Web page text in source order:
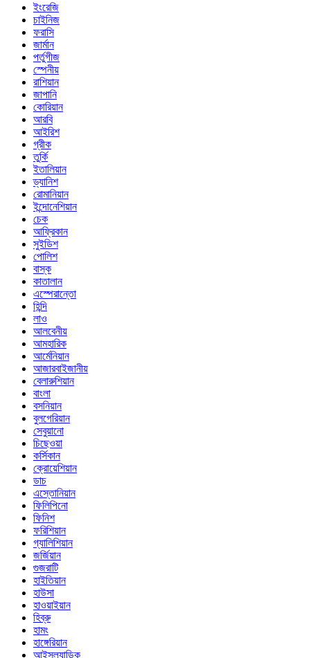
ইংরেজি
চাইনিজ
ফরাসি
জার্মান
পর্তুগীজ
স্পেনীয়
রাশিয়ান
জাপানি
কোরিয়ান
আরবি
আইরিশ
গ্রীক
তুর্কি
ইতালিয়ান
ড্যানিশ
রোমানিয়ান
ইন্দোনেশিয়ান
চেক
আফ্রিকান
সুইডিশ
পোলিশ
বাস্ক
কাতালান
এস্পেরান্তো
হিন্দি
লাও
আলবেনীয়
আমহারিক
আর্মেনিয়ান
আজারবাইজানীয়
বেলারুশিয়ান
বাংলা
বসনিয়ান
বুলগেরিয়ান
সেবুয়ানো
চিছেওয়া
কর্সিকান
ক্রোয়েশিয়ান
ডাচ
এস্তোনিয়ান
ফিলিপিনো
ফিনিশ
ফরিশিয়ান
গ্যালিশিয়ান
জর্জিয়ান
গুজরাটি
হাইতিয়ান
হাউসা
হাওয়াইয়ান
হিব্রু
হামং
হাঙ্গেরিয়ান
আইসল্যান্ডিক